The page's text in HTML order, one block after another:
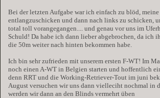
Bei der letzten Aufgabe war ich einfach zu blöd,
entlangzuschicken und dann nach links zu schicken,
total toll vorangegangen.... und genau vor uns im
Schuld! Da habe ich dann lieber abgebrochen, da ich
die 50m weiter nach hinten bekommen habe.
Ich bin sehr zufrieden mit unserem ersten F-WT! Im
noch einen A-WT in Belgien starten und hoffentlich
denn RRT und die Working-Retriever-Tout im juni
August versuchen wir uns dann vielleciht nochmal in
werden wir dann an den Blinds vermehrt üben